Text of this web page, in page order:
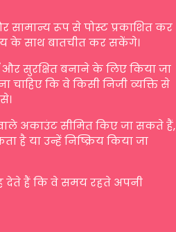
सामान्य रूप से पोस्ट प्रकाशित कर
के साथ बातचीत कर सकेंगे।
और सुरक्षित बनाने के लिए किया जा
कि वे किसी निजी व्यक्ति से
अकाउंट सीमित किए जा सकते हैं,
है या उन्हें निष्क्रिय किया जा
देते हैं कि वे समय रहते अपनी